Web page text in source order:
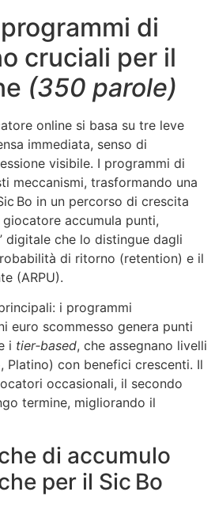
di
cruciali per il
(350 parole)
online si basa su tre leve
immediata, senso di
visibile. I programmi di
meccanismi, trasformando una
Bo in un percorso di crescita
accumula punti,
digitale che lo distingue dagli
di ritorno (retention) e il
(ARPU).
i programmi
euro scommesso genera punti
i tier‑based, che assegnano livelli
Platino) con benefici crescenti. Il
occasionali, il secondo
termine, migliorando il
di accumulo
per il Sic Bo